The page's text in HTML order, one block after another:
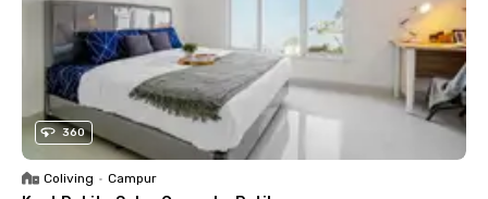
360
Coliving • Campur